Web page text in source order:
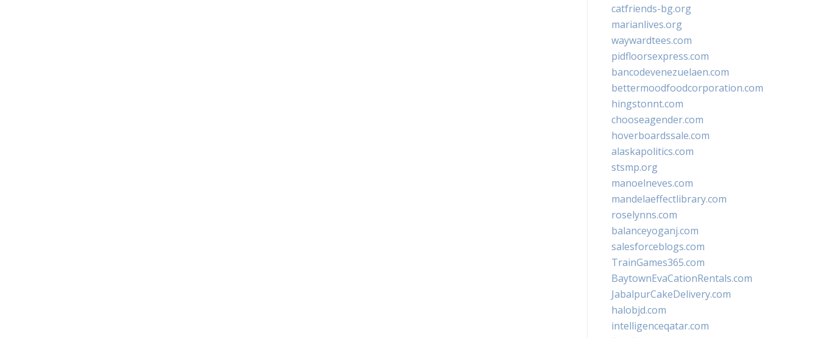
catfriends-bg.org
marianlives.org
waywardtees.com
pidfloorsexpress.com
bancodevenezuelaen.com
bettermoodfoodcorporation.com
hingstonnt.com
chooseagender.com
hoverboardssale.com
alaskapolitics.com
stsmp.org
manoelneves.com
mandelaeffectlibrary.com
roselynns.com
balanceyoganj.com
salesforceblogs.com
TrainGames365.com
BaytownEvaCationRentals.com
JabalpurCakeDelivery.com
halobjd.com
intelligenceqatar.com